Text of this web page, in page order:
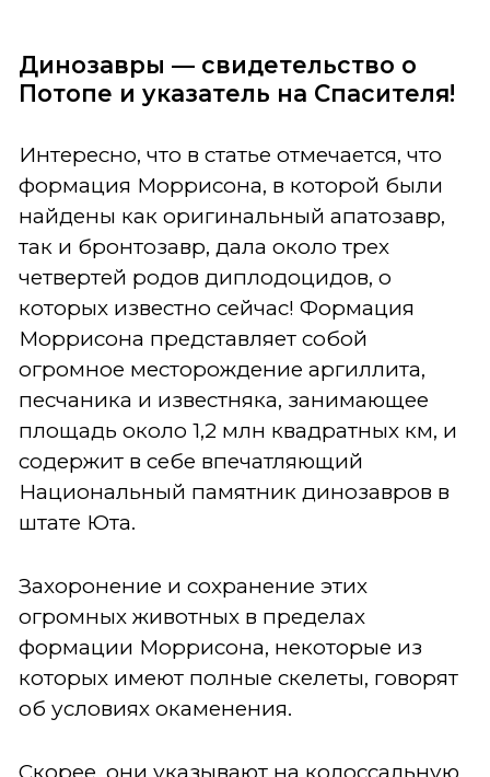
Динозавры — свидетельство о
Потопе и указатель на Спасителя!
Интересно, что в статье отмечается, что
формация Моррисона, в которой были
найдены как оригинальный апатозавр,
так и бронтозавр, дала около трех
четвертей родов диплодоцидов, о
которых известно сейчас! Формация
Моррисона представляет собой
огромное месторождение аргиллита,
песчаника и известняка, занимающее
площадь около 1,2 млн квадратных км, и
содержит в себе впечатляющий
Национальный памятник динозавров в
штате Юта.
Захоронение и сохранение этих
огромных животных в пределах
формации Моррисона, некоторые из
которых имеют полные скелеты, говорят
об условиях окаменения.